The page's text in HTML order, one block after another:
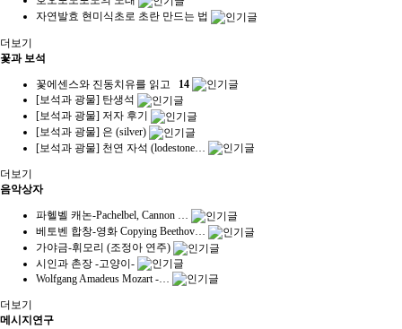
자연발효 현미식초로 초란 만드는 법
더보기
꽃과 보석
꽃에센스와 진동치유를 읽고
14
[보석과 광물] 탄생석
[보석과 광물] 저자 후기
[보석과 광물] 은 (silver)
[보석과 광물] 천연 자석 (lodestone…
더보기
음악상자
파헬벨 캐논-Pachelbel, Cannon …
베토벤 합창-영화 Copying Beethov…
가야금-휘모리 (조정아 연주)
시인과 촌장 -고양이-
Wolfgang Amadeus Mozart -…
더보기
메시지연구